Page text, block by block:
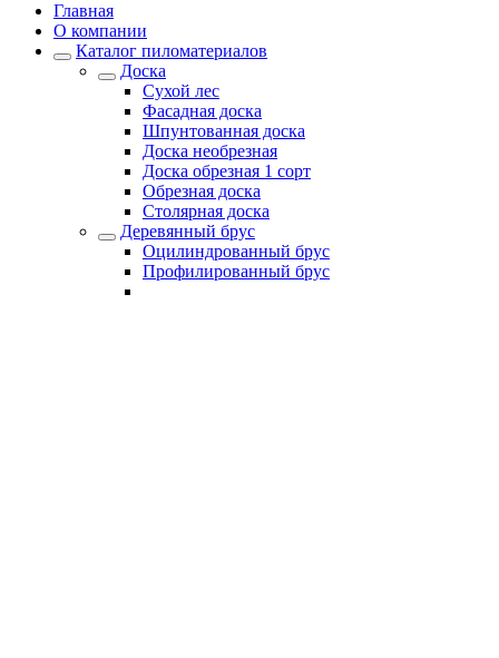
Главная
О компании
Каталог пиломатериалов
Доска
Сухой лес
Фасадная доска
Шпунтованная доска
Доска необрезная
Доска обрезная 1 сорт
Обрезная доска
Столярная доска
Деревянный брус
Оцилиндрованный брус
Профилированный брус